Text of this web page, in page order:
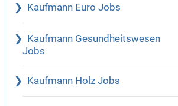
Kaufmann Euro Jobs
Kaufmann Gesundheitswesen
Jobs
Kaufmann Holz Jobs